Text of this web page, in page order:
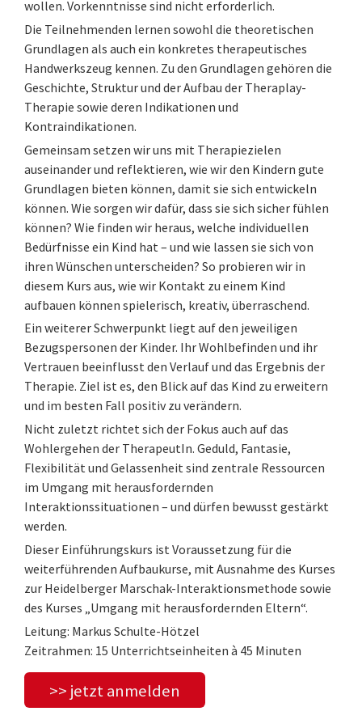
wollen. Vorkenntnisse sind nicht erforderlich.
Die Teilnehmenden lernen sowohl die theoretischen
Grundlagen als auch ein konkretes therapeutisches
Handwerkszeug kennen. Zu den Grundlagen gehören die
Geschichte, Struktur und der Aufbau der Theraplay-
Therapie sowie deren Indikationen und
Kontraindikationen.
Gemeinsam setzen wir uns mit Therapiezielen
auseinander und reflektieren, wie wir den Kindern gute
Grundlagen bieten können, damit sie sich entwickeln
können. Wie sorgen wir dafür, dass sie sich sicher fühlen
können? Wie finden wir heraus, welche individuellen
Bedürfnisse ein Kind hat – und wie lassen sie sich von
ihren Wünschen unterscheiden? So probieren wir in
diesem Kurs aus, wie wir Kontakt zu einem Kind
aufbauen können spielerisch, kreativ, überraschend.
Ein weiterer Schwerpunkt liegt auf den jeweiligen
Bezugspersonen der Kinder. Ihr Wohlbefinden und ihr
Vertrauen beeinflusst den Verlauf und das Ergebnis der
Therapie. Ziel ist es, den Blick auf das Kind zu erweitern
und im besten Fall positiv zu verändern.
Nicht zuletzt richtet sich der Fokus auch auf das
Wohlergehen der TherapeutIn. Geduld, Fantasie,
Flexibilität und Gelassenheit sind zentrale Ressourcen
im Umgang mit herausfordernden
Interaktionssituationen – und dürfen bewusst gestärkt
werden.
Dieser Einführungskurs ist Voraussetzung für die
weiterführenden Aufbaukurse, mit Ausnahme des Kurses
zur Heidelberger Marschak-Interaktionsmethode sowie
des Kurses „Umgang mit herausfordernden Eltern“.
Leitung: Markus Schulte-Hötzel
Zeitrahmen: 15 Unterrichtseinheiten à 45 Minuten
>> jetzt anmelden